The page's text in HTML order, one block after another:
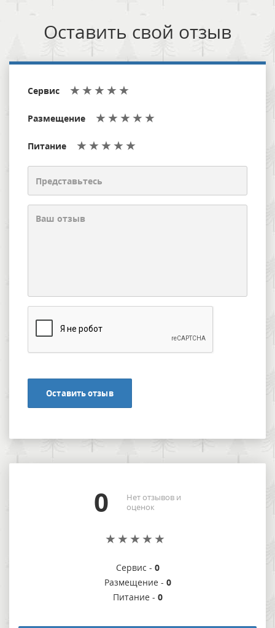
Оставить свой отзыв
Сервис
Размещение
Питание
Оставить отзыв
0
Нет отзывов и
оценок
Сервис - 0
Размещение - 0
Питание - 0